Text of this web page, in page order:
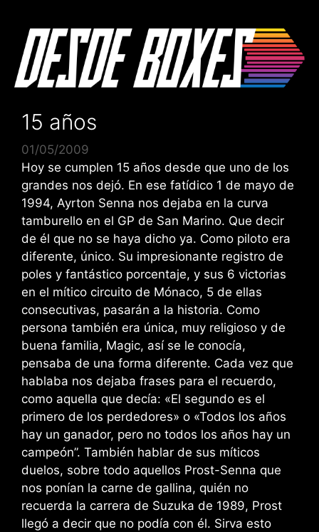
contenido
15 años
01/05/2009
Hoy se cumplen 15 años desde que uno de los
grandes nos dejó. En ese fatídico 1 de mayo de
1994, Ayrton Senna nos dejaba en la curva
tamburello en el GP de San Marino. Que decir
de él que no se haya dicho ya. Como piloto era
diferente, único. Su impresionante registro de
poles y fantástico porcentaje, y sus 6 victorias
en el mítico circuito de Mónaco, 5 de ellas
consecutivas, pasarán a la historia. Como
persona también era única, muy religioso y de
buena familia, Magic, así se le conocía,
pensaba de una forma diferente. Cada vez que
hablaba nos dejaba frases para el recuerdo,
como aquella que decía: «El segundo es el
primero de los perdedores» o «Todos los años
hay un ganador, pero no todos los años hay un
campeón”. También hablar de sus míticos
duelos, sobre todo aquellos Prost-Senna que
nos ponían la carne de gallina, quién no
recuerda la carrera de Suzuka de 1989, Prost
llegó a decir que no podía con él. Sirva esto